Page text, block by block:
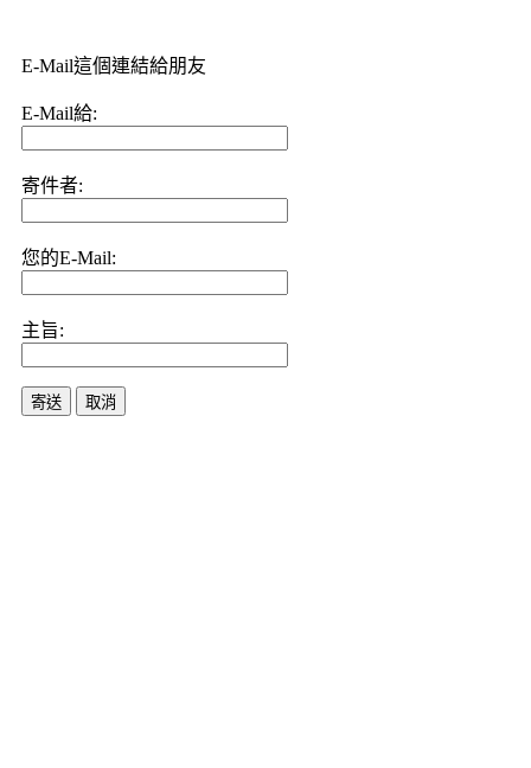
E-Mail這個連結給朋友
E-Mail給:
寄件者:
您的E-Mail:
主旨:
寄送 取消